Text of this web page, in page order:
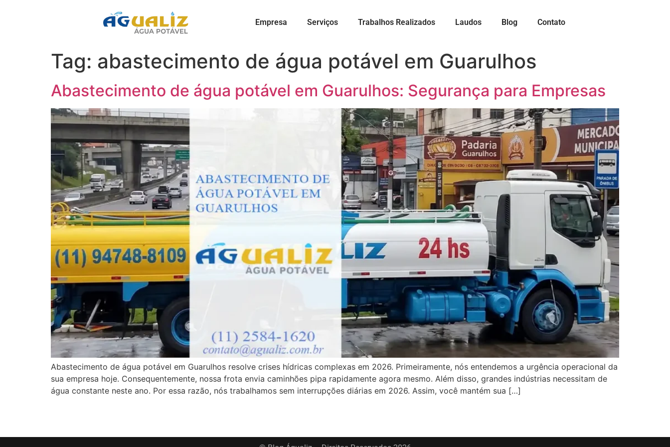
Empresa Serviços Trabalhos Realizados Laudos Blog Contato
Tag: abastecimento de água potável em Guarulhos
Abastecimento de água potável em Guarulhos: Segurança para Empresas
Abastecimento de água potável em Guarulhos resolve crises hídricas complexas em 2026. Primeiramente, nós entendemos a urgência operacional da
sua empresa hoje. Consequentemente, nossa frota envia caminhões pipa rapidamente agora mesmo. Além disso, grandes indústrias necessitam de
água constante neste ano. Por essa razão, nós trabalhamos sem interrupções diárias em 2026. Assim, você mantém sua […]